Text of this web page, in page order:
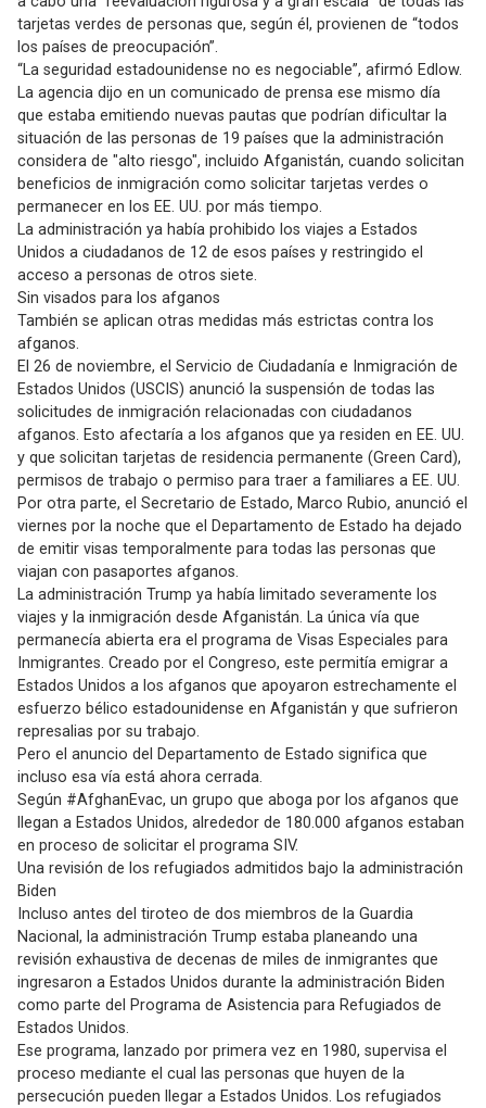
tarjetas verdes de personas que, según él, provienen de “todos
los países de preocupación”.
“La seguridad estadounidense no es negociable”, afirmó Edlow.
La agencia dijo en un comunicado de prensa ese mismo día
que estaba emitiendo nuevas pautas que podrían dificultar la
situación de las personas de 19 países que la administración
considera de "alto riesgo", incluido Afganistán, cuando solicitan
beneficios de inmigración como solicitar tarjetas verdes o
permanecer en los EE. UU. por más tiempo.
La administración ya había prohibido los viajes a Estados
Unidos a ciudadanos de 12 de esos países y restringido el
acceso a personas de otros siete.
Sin visados ​​para los afganos
También se aplican otras medidas más estrictas contra los
afganos.
El 26 de noviembre, el Servicio de Ciudadanía e Inmigración de
Estados Unidos (USCIS) anunció la suspensión de todas las
solicitudes de inmigración relacionadas con ciudadanos
afganos. Esto afectaría a los afganos que ya residen en EE. UU.
y que solicitan tarjetas de residencia permanente (Green Card),
permisos de trabajo o permiso para traer a familiares a EE. UU.
Por otra parte, el Secretario de Estado, Marco Rubio, anunció el
viernes por la noche que el Departamento de Estado ha dejado
de emitir visas temporalmente para todas las personas que
viajan con pasaportes afganos.
La administración Trump ya había limitado severamente los
viajes y la inmigración desde Afganistán. La única vía que
permanecía abierta era el programa de Visas Especiales para
Inmigrantes. Creado por el Congreso, este permitía emigrar a
Estados Unidos a los afganos que apoyaron estrechamente el
esfuerzo bélico estadounidense en Afganistán y que sufrieron
represalias por su trabajo.
Pero el anuncio del Departamento de Estado significa que
incluso esa vía está ahora cerrada.
Según #AfghanEvac, un grupo que aboga por los afganos que
llegan a Estados Unidos, alrededor de 180.000 afganos estaban
en proceso de solicitar el programa SIV.
Una revisión de los refugiados admitidos bajo la administración
Biden
Incluso antes del tiroteo de dos miembros de la Guardia
Nacional, la administración Trump estaba planeando una
revisión exhaustiva de decenas de miles de inmigrantes que
ingresaron a Estados Unidos durante la administración Biden
como parte del Programa de Asistencia para Refugiados de
Estados Unidos.
Ese programa, lanzado por primera vez en 1980, supervisa el
proceso mediante el cual las personas que huyen de la
persecución pueden llegar a Estados Unidos. Los refugiados